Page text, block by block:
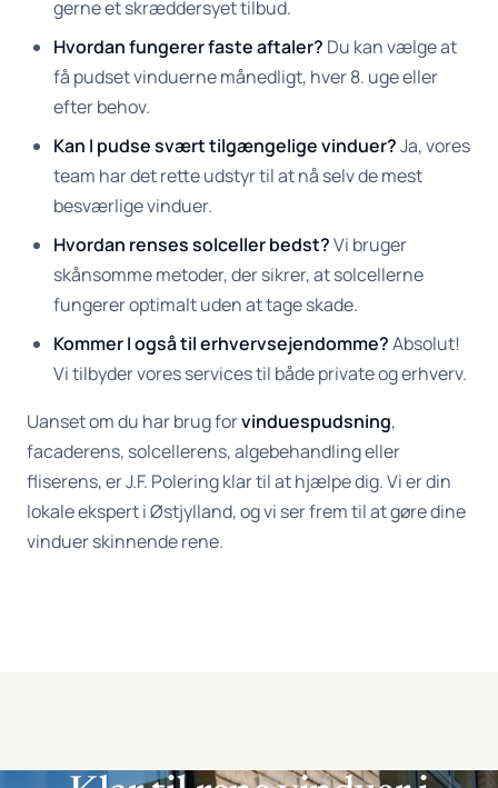
gerne et skræddersyet tilbud.
Hvordan fungerer faste aftaler? Du kan vælge at
få pudset vinduerne månedligt, hver 8. uge eller
efter behov.
Kan I pudse svært tilgængelige vinduer?Ja, vores
team har det rette udstyr til at nå selv de mest
besværlige vinduer.
Hvordan renses solceller bedst?Vi bruger
skånsomme metoder, der sikrer, at solcellerne
fungerer optimalt uden at tage skade.
Kommer I også til erhvervsejendomme?Absolut!
Vi tilbyder vores services til både private og erhverv.
Uanset om du har brug forvinduespudsning,
facaderens, solcellerens, algebehandling eller
fliserens, er J.F. Polering klar til at hjælpe dig. Vi er din
lokale ekspert i Østjylland, og vi ser frem til at gøre dine
vinduer skinnende rene.